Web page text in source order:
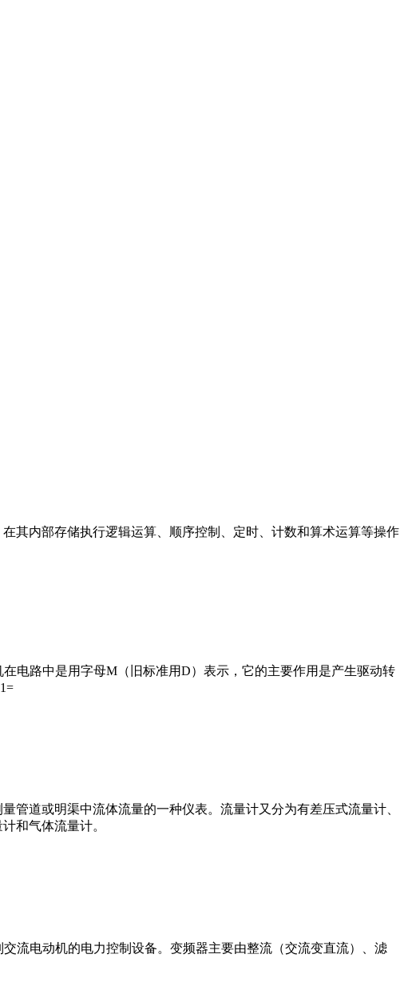
其内部存储执行逻辑运算、顺序控制、定时、计数和算术运算等操作
电路中是用字母M（旧标准用D）表示，它的主要作用是产生驱动转
管道或明渠中流体流量的一种仪表。流量计又分为有差压式流量计、
和气体流量计。
流电动机的电力控制设备。变频器主要由整流（交流变直流）、滤